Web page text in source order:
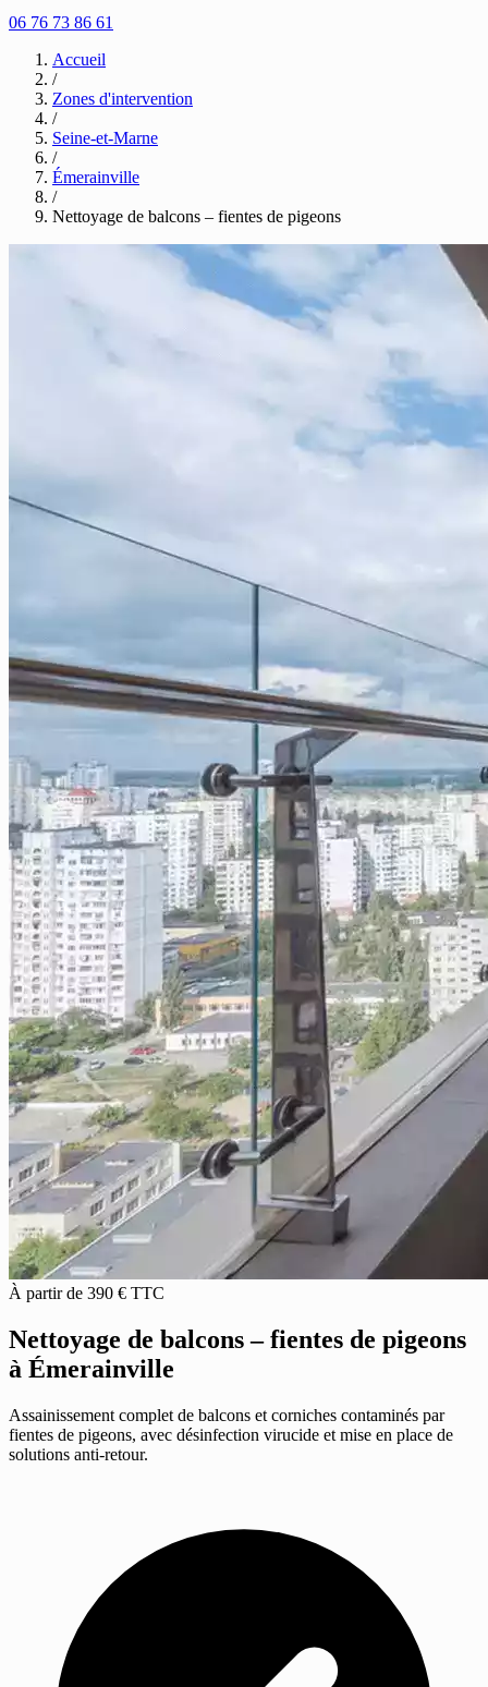
06 76 73 86 61
Accueil
/
Zones d'intervention
/
Seine-et-Marne
/
Émerainville
/
Nettoyage de balcons – fientes de pigeons
À partir de 390 € TTC
Nettoyage de balcons – fientes de pigeons
à Émerainville
Assainissement complet de balcons et corniches contaminés par
fientes de pigeons, avec désinfection virucide et mise en place de
solutions anti-retour.